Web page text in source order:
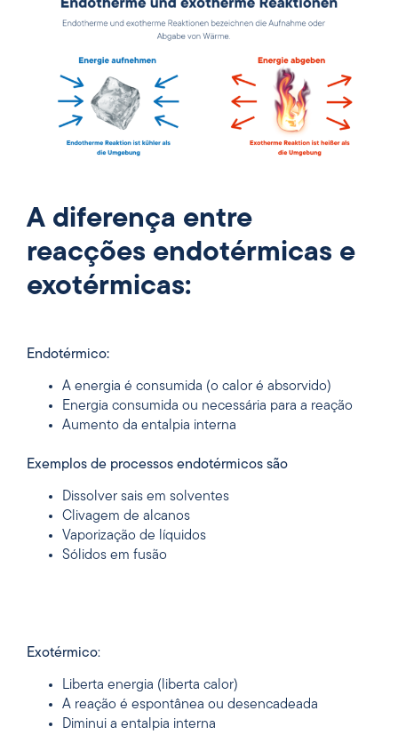
A diferença entre
reacções endotérmicas e
exotérmicas:
Endotérmico:
A energia é consumida (o calor é absorvido)
Energia consumida ou necessária para a reação
Aumento da entalpia interna
Exemplos de processos endotérmicos são
Dissolver sais em solventes
Clivagem de alcanos
Vaporização de líquidos
Sólidos em fusão
Exotérmico:
Liberta energia (liberta calor)
A reação é espontânea ou desencadeada
Diminui a entalpia interna